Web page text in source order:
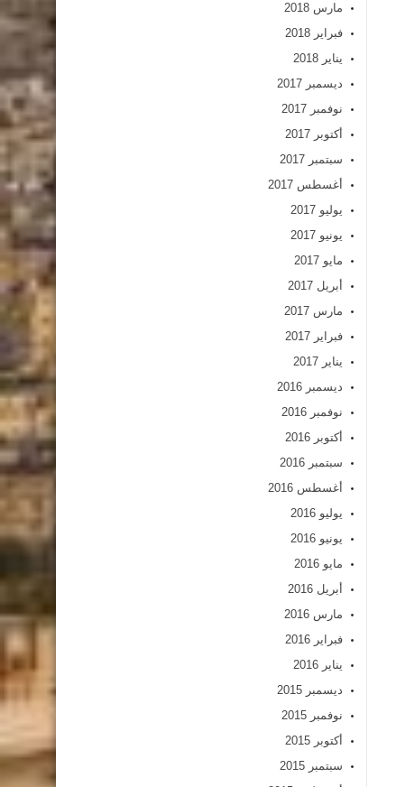
مارس 2018
فبراير 2018
يناير 2018
ديسمبر 2017
نوفمبر 2017
أكتوبر 2017
سبتمبر 2017
أغسطس 2017
يوليو 2017
يونيو 2017
مايو 2017
أبريل 2017
مارس 2017
فبراير 2017
يناير 2017
ديسمبر 2016
نوفمبر 2016
أكتوبر 2016
سبتمبر 2016
أغسطس 2016
يوليو 2016
يونيو 2016
مايو 2016
أبريل 2016
مارس 2016
فبراير 2016
يناير 2016
ديسمبر 2015
نوفمبر 2015
أكتوبر 2015
سبتمبر 2015